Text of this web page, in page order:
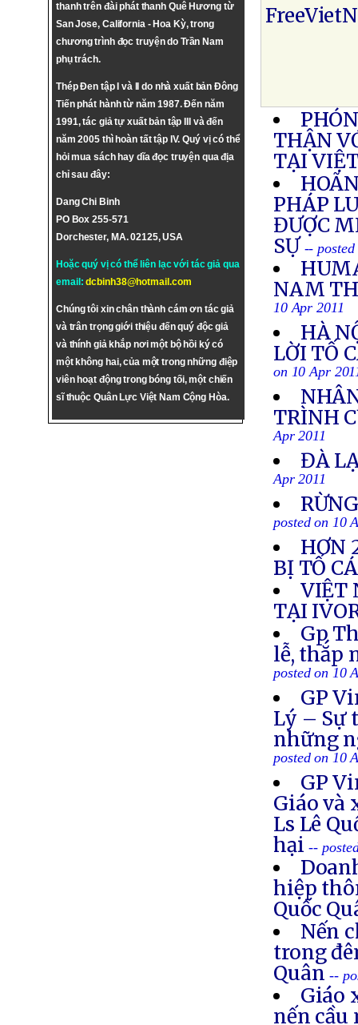
thanh trên đài phát thanh Quê Hương từ
San Jose, California - Hoa Kỳ, trong
chương trình đọc truyện do Trần Nam
phụ trách.
Thép Đen tập I và II do nhà xuất bản Đông
Tiến phát hành từ năm 1987. Đến năm
1991, tác giả tự xuất bản tập III và đến
năm 2005 thì hoàn tất tập IV. Quý vị có thể
hỏi mua sách hay dĩa đọc truyện qua địa
chỉ sau đây:
Dang Chi Binh
PO Box 255-571
Dorchester, MA. 02125, USA
Hoặc quý vị có thể liên lạc với tác giả qua
email:dcbinh38@hotmail.com
Chúng tôi xin chân thành cám ơn tác giả
và trân trọng giới thiệu đến quý độc giả
và thính giả khắp nơi một bộ hồi ký có
một không hai, của một trong những điệp
viên hoạt động trong bóng tối, một chiến
sĩ thuộc Quân Lực Việt Nam Cộng Hòa.
THẬN
TẠI
PHÁP
ĐƯỢC
SỰ --
NAM
10 Apr 2011
HÀ
LỜI TỐ
on 10 Apr
TRÌNH
Apr 2011
ĐÀ
Apr 2011
posted on 10
HƠN
BỊ TỐ
VIỆT
TẠI
Gp
lễ, thắp
posted on 10
GP
Lý – Sự
những
posted on 10
GP
Giáo và
Ls Lê
hại--
hiệp
Quốc
Nến
trong
Quân--
Giáo
nến cầu